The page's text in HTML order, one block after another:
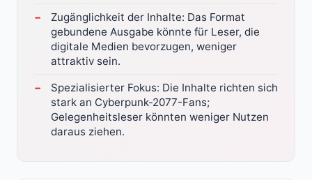
Zugänglichkeit der Inhalte: Das Format
gebundene Ausgabe könnte für Leser, die
digitale Medien bevorzugen, weniger
attraktiv sein.
Spezialisierter Fokus: Die Inhalte richten sich
stark an Cyberpunk-2077-Fans;
Gelegenheitsleser könnten weniger Nutzen
daraus ziehen.